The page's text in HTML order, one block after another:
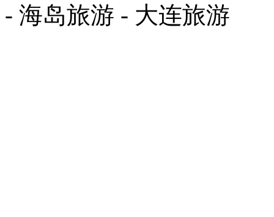
- 海岛旅游 - 大连旅游